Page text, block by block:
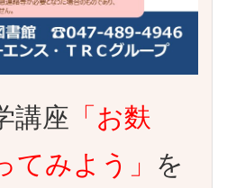
講座 「お麩
てみよう」 を